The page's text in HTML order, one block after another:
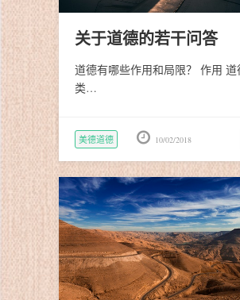
关于道德的若干问答
道德有哪些作用和局限？ 作用 道
类…
美德道德 10/02/2018